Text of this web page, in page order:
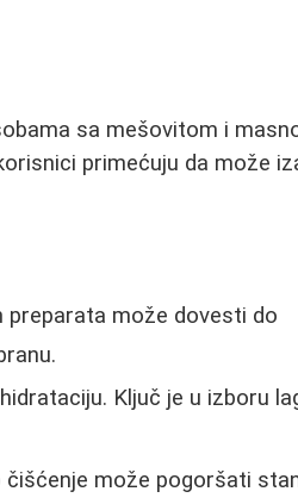
sa mešovitom i
primećuju da može
preparata može dovesti do
Ključ je u izboru
može pogoršati